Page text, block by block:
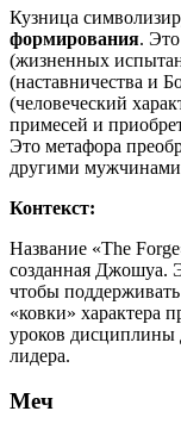
Кузница
формирования.
(жизненных
(наставничества и
(человеческий
примесей и
Это метафора
другими мужчинами
Контекст:
Название «The
созданная Джошуа.
чтобы
«ковки» характера
уроков дисциплины
лидера.
Меч